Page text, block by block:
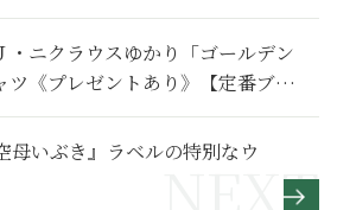
・ニクラウスゆかり「ゴールデン
ツ《プレゼントあり》【定番ブラ
】
母いぶき』ラベルの特別なウ